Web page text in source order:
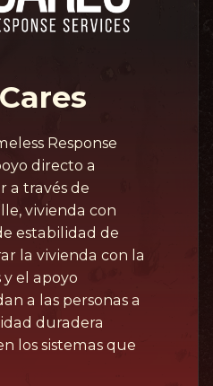
Response
directo a
a través de
vivienda con
estabilidad de
la vivienda con la
y el apoyo
a las personas a
duradera
los sistemas que